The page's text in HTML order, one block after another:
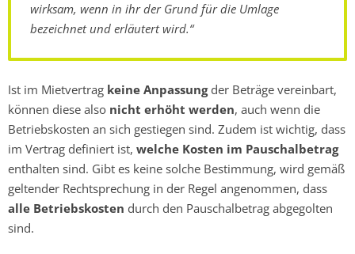
wirksam, wenn in ihr der Grund für die Umlage
bezeichnet und erläutert wird.“
Ist im Mietvertrag keine Anpassungder Beträge vereinbart,
können diese also nicht erhöht werden, auch wenn die
Betriebskosten an sich gestiegen sind. Zudem ist wichtig, dass
im Vertrag definiert ist, welche Kosten im Pauschalbetrag
enthalten sind. Gibt es keine solche Bestimmung, wird gemäß
geltender Rechtsprechung in der Regel angenommen, dass
alle Betriebskosten durch den Pauschalbetrag abgegolten
sind.